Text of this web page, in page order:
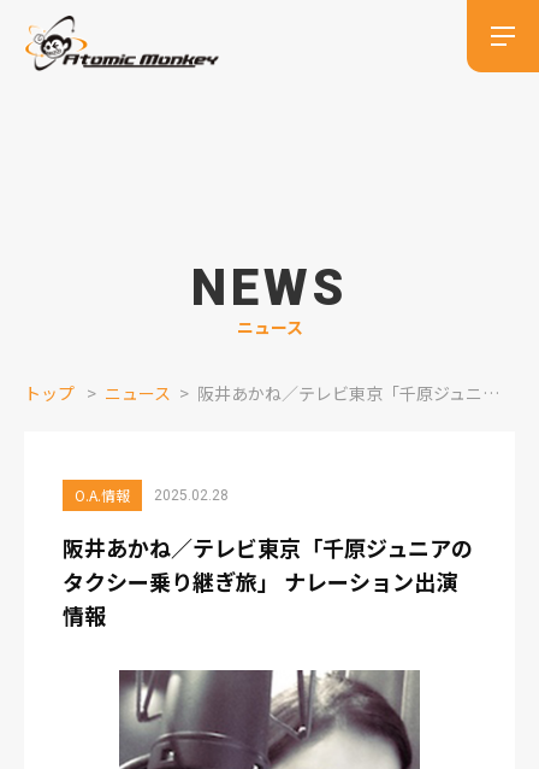
NEWS
ニュース
トップ ニュース 阪井あかね／テレビ東京「千原ジュニアのタクシー乗り継ぎ旅」 ナレーション出演情報
O.A.情報 2025.02.28
阪井あかね／テレビ東京「千原ジュニアの
タクシー乗り継ぎ旅」 ナレーション出演
情報